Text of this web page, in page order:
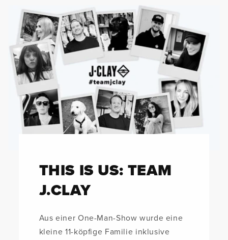
THIS IS US: TEAM
J.CLAY
Aus einer One-Man-Show wurde eine
kleine 11-köpfige Familie inklusive